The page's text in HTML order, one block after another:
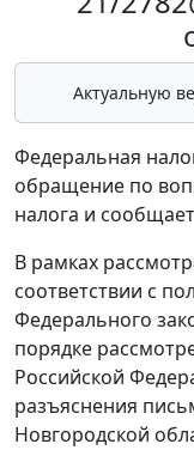
Актуальную
Федеральная
обращение по
налога и
В рамках
соответствии с
Федерального
порядке
Российской
разъяснения
Новгородской